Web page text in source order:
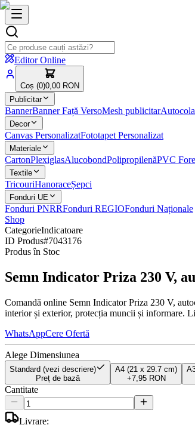
Editor Online
Coș (0)0,00 RON
Publicitar
BannerBanner Față VersoMesh publicitar
Decor
Canvas PersonalizatFototapet Personalizat
Materiale
CartonPlexiglasAlucobondPolipropilenăPVC
Textile
TricouriHanoraceȘepci
Fonduri UE
Fonduri PNRRFonduri REGIOFonduri Naționale
Shop
CategorieIndicatoare
ID Produs#7043176
Produs în Stoc
Semn Indicator Priza 230 V,
Comandă online Semn Indicator Priza 230 V,
interior și exterior, protecția muncii și informare.
WhatsAppCere Ofertă
Alege Dimensiunea
Standard (vezi descriere)
Preț de bază
A4 (21 x 29.7 cm)
+7,95 RON
Cantitate
Livrare: